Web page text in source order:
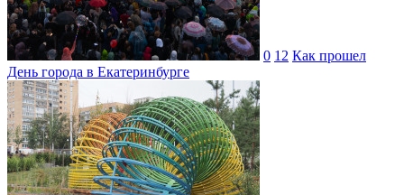
0 12 Как прошел
День города в Екатеринбурге